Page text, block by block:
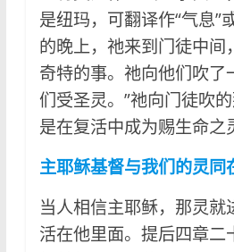
是纽玛，可翻译作“气息”
的晚上，祂来到门徒中间
奇特的事。祂向他们吹了
们受圣灵。”祂向门徒吹
是在复活中成为赐生命之
主耶稣基督与我们的灵同
当人相信主耶稣，那灵就
活在他里面。提后四章二